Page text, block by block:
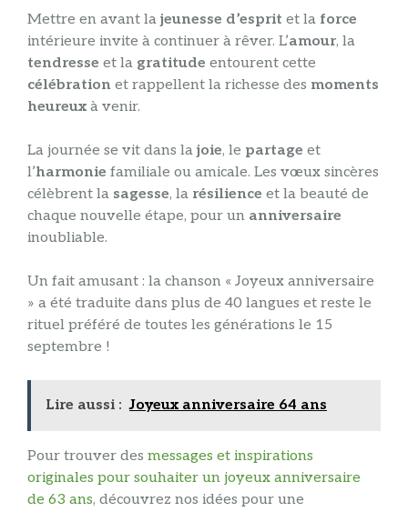
Mettre en avant la jeunesse d’esprit et la force
intérieure invite à continuer à rêver. L’amour, la
tendresse et la gratitude entourent cette
célébration et rappellent la richesse des moments
heureux à venir.
La journée se vit dans la joie, le partage et
l’harmonie familiale ou amicale. Les vœux sincères
célèbrent la sagesse, la résilience et la beauté de
chaque nouvelle étape, pour un anniversaire
inoubliable.
Un fait amusant : la chanson « Joyeux anniversaire
» a été traduite dans plus de 40 langues et reste le
rituel préféré de toutes les générations le 15
septembre !
Lire aussi : Joyeux anniversaire 64 ans
Pour trouver des messages et inspirations
originales pour souhaiter un joyeux anniversaire
de 63 ans, découvrez nos idées pour une